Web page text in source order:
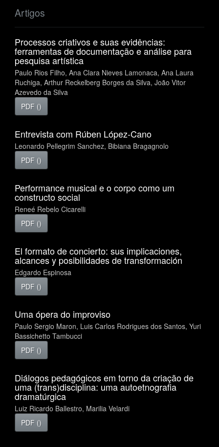
Artigos
Processos criativos e suas evidências:
ferramentas de documentação e análise para
pesquisa artística
Paulo Rios Filho, Ana Clara Nieves Lamonaca, Ana Laura
Ruchiga, Arthur Reckelberg Borges da Silva, João Vitor
Azevedo da Silva
PDF ()
Entrevista com Rúben López-Cano
Leonardo Pellegrim Sanchez, Bibiana Bragagnolo
PDF ()
Performance musical e o corpo como um
constructo social
Reneé Rebelo Cicarelli
PDF ()
El formato de concierto: sus implicaciones,
alcances y posibilidades de transformación
Edgardo Espinosa
PDF ()
Uma ópera do improviso
Paulo Sergio Maron, Luis Carlos Rodrigues dos Santos, Yuri
Bassichetto Tambucci
PDF ()
Diálogos pedagógicos em torno da criação de
uma (trans)disciplina: uma autoetnografia
dramatúrgica
Luiz Ricardo Ballestro, Marilia Velardi
PDF ()